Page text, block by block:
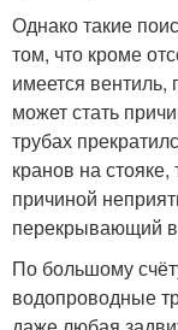
Однако такие
том, что кроме
имеется
может стать
трубах
кранов на стояке,
причиной
перекрывающий
По большому
водопроводные